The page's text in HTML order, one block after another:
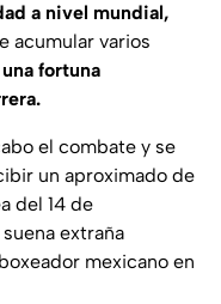
a nivel mundial,
acumular varios
una fortuna
el combate y se
un aproximado de
del 14 de
extraña
mexicano en